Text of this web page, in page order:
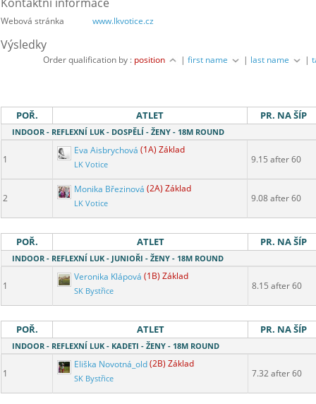
Webová stránka www.lkvotice.cz
Výsledky
Order qualification by : position |first name | last name |
POŘ. ATLET PR. NA ŠÍP
INDOOR - REFLEXNÍ LUK - DOSPĚLÍ - ŽENY - 18M ROUND
1
Eva Aisbrychová (1A) Základ
LK Votice 9.15 after 60
2
Monika Březinová (2A) Základ
LK Votice 9.08 after 60
POŘ. ATLET PR. NA ŠÍP
INDOOR - REFLEXNÍ LUK - JUNIOŘI - ŽENY - 18M ROUND
1
Veronika Klápová (1B) Základ
SK Bystřice 8.15 after 60
POŘ. ATLET PR. NA ŠÍP
INDOOR - REFLEXNÍ LUK - KADETI - ŽENY - 18M ROUND
1
Eliška Novotná_old(2B) Základ
SK Bystřice 7.32 after 60